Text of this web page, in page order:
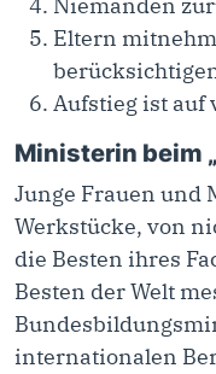
Eltern
Aufstieg ist auf
Ministerin beim
Junge Frauen und
Werkstücke, von
die Besten ihres
Besten der Welt
internationalen